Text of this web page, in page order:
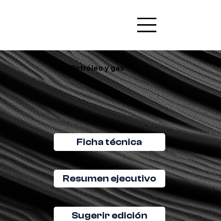
Ficha técnica
IA + Petróleo y gas
Resumen ejecutivo
Sugerir edición